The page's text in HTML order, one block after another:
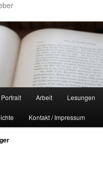
Portrait Arbeit Lesungen
Kontakt / Impressum